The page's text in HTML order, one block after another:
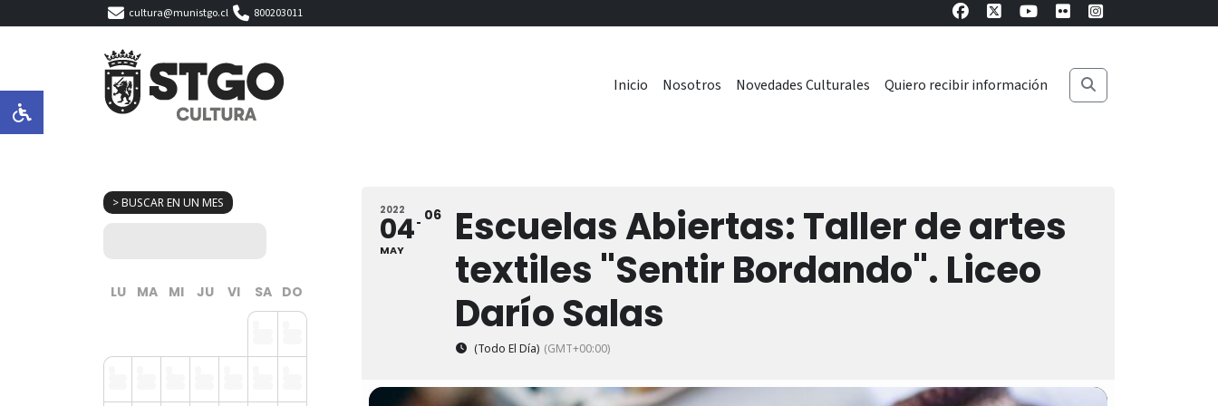
cultura@munistgo.cl 800203011
Inicio Nosotros Novedades Culturales Quiero recibir información
> BUSCAR EN UN MES
LU MA MI JU VI SA DO
2022
04
MAY
06
Escuelas Abiertas: Taller de artes
textiles "Sentir Bordando". Liceo
Darío Salas
(Todo El Día) (GMT+00:00)